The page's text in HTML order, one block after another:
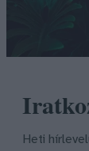
Heti